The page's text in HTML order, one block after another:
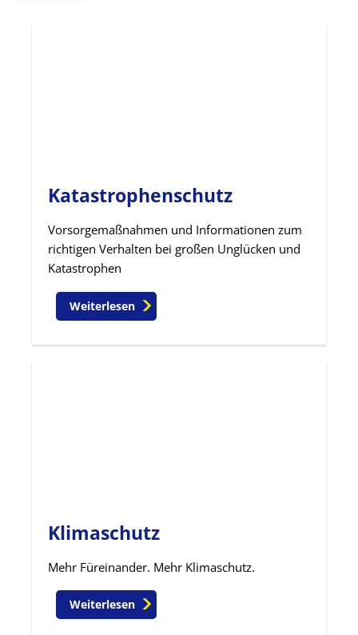
Katastrophenschutz
Vorsorgemaßnahmen und Informationen zum
richtigen Verhalten bei großen Unglücken und
Katastrophen
Weiterlesen
Klimaschutz
Mehr Füreinander. Mehr Klimaschutz.
Weiterlesen